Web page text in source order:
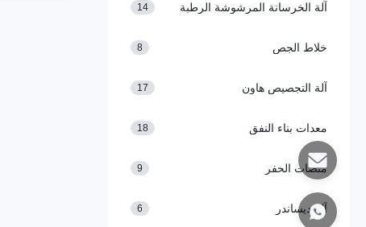
آلة الخرسانة المرشوشة الرطبة 14
خلاط الجص 8
آلة التجصيص هاون 17
معدات بناء النفق 18
منصات الحفر 9
آلة ديساندر 6